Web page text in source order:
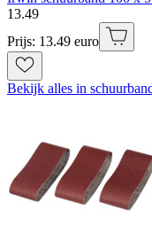
13.49
Prijs: 13.49 euro
Bekijk alles in